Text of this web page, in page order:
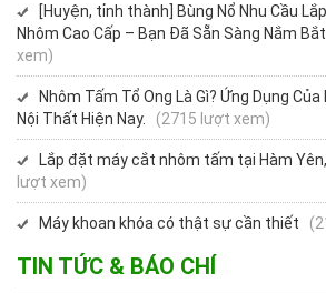
[Huyện, tỉnh thành] Bùng Nổ Nhu Cầu
Nhôm Cao Cấp – Bạn Đã Sẵn Sàng Nắm
xem)
Nhôm Tấm Tổ Ong Là Gì? Ứng Dụng
Nội Thất Hiện Nay.
(2715 lượt xem)
Lắp đặt máy cắt nhôm tấm tại Hàm
lượt xem)
Máy khoan khóa có thật sự cần thiết
TIN TỨC & BÁO CHÍ